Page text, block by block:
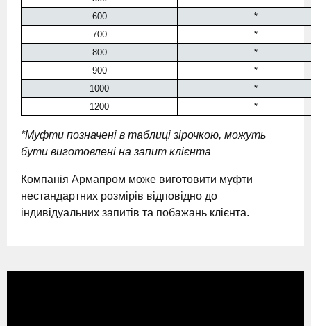
600
*
700
*
800
*
900
*
1000
*
1200
*
*Муфти позначені в таблиці зірочкою, можуть
бути виготовлені на запит клієнта
Компанія Армапром може виготовити муфти
нестандартних розмірів відповідно до
індивідуальних запитів та побажань клієнта.